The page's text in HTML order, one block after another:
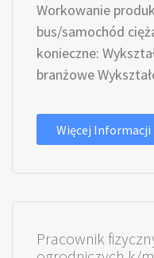
Workowanie
bus/samochód
konieczne:
branżowe
Więcej Informacji
Pracownik